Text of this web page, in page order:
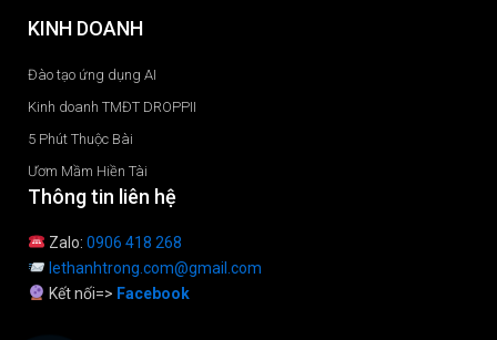
KINH DOANH
Đào tạo ứng dụng AI
Kinh doanh TMĐT DROPPII
5 Phút Thuộc Bài
Ươm Mầm Hiền Tài
Thông tin liên hệ
Zalo: 0906 418 268
lethanhtrong.com@gmail.com
Kết nối=> Facebook